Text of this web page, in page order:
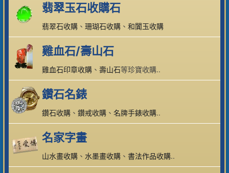
翡翠玉石收購石
翡翠石收購 、 珊瑚石收購 、 和闐玉收購
雞血石/壽山石
雞血石印章收購 、 壽山石等珍寶收購..
鑽石名錶
鑽石收購 、 鑽戒收購 、 名牌手錶收購..
名家字畫
山水畫收購 、 水墨畫收購 、 書法作品收購..